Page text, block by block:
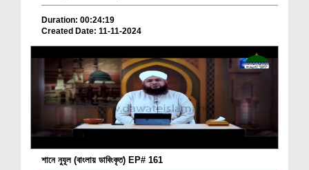
Duration: 00:24:19
Created Date: 11-11-2024
শানে নুযূল (বাংলায় ডাবিংকৃত) EP# 161